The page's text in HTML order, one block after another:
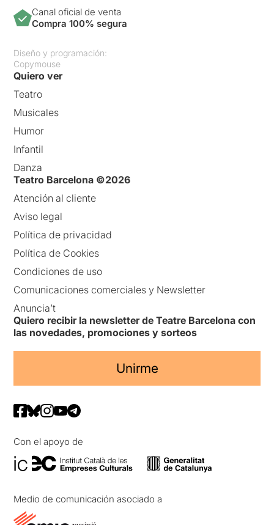
Canal oficial de venta
Compra 100% segura
Diseño y programación:
Copymouse
Quiero ver
Teatro
Musicales
Humor
Infantil
Danza
Teatro Barcelona ©2026
Atención al cliente
Aviso legal
Política de privacidad
Política de Cookies
Condiciones de uso
Comunicaciones comerciales y Newsletter
Anuncia’t
Quiero recibir la newsletter de Teatre Barcelona con
las novedades, promociones y sorteos
Unirme
Con el apoyo de
Medio de comunicación asociado a